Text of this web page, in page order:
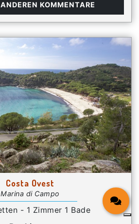
KOMMENTARE
Costa Ovest
Marina di Campo
- 1 Zimmer 1 Bade